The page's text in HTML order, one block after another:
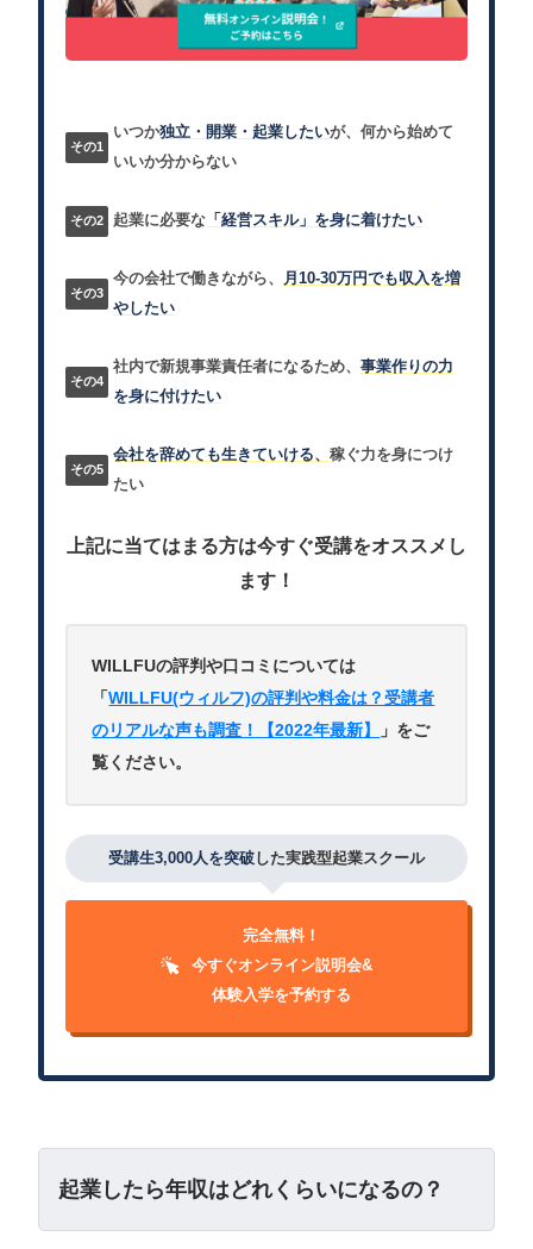
いつか独立・開業・起業したいが、何から始めて
いいか分からない
起業に必要な 「経営スキル」を身に着けたい
今の会社で働きながら、
月10-30万円でも収入を増
やしたい
社内で新規事業責任者になるため、事業作りの力
を身に付けたい
会社を辞めても生きていける、稼ぐ力を身につけ
たい
上記に当てはまる方は今すぐ受講をオススメし
ます！
WILLFUの評判や口コミについては
「WILLFU(ウィルフ)の評判や料金は？受講者
のリアルな声も調査！【2022年最新】
」をご
覧ください。
受講生3,000人を突破 した実践型起業スクール
完全無料！
今すぐオンライン説明会&
体験入学を予約する
起業したら年収はどれくらいになるの？